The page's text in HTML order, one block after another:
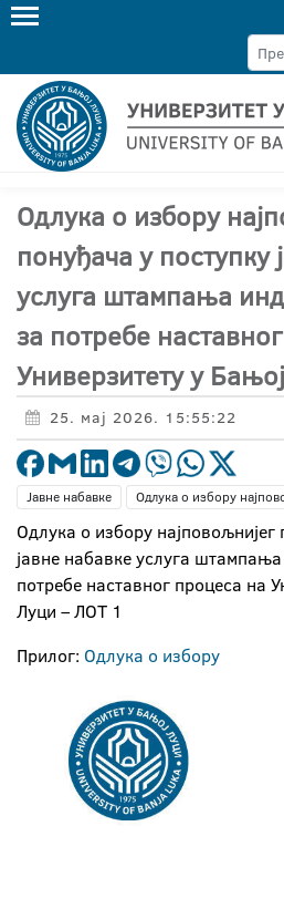
Oдлука о избору
понуђача у поступку
услугa штампања
за потребе
Универзитету у
25. мај 2026. 15:55:22
Јавне набавке Одлука о избору
Oдлука о избору
јавне набавке услугa
потребе наставног процеса на
Луци – ЛОТ 1
Прилог: Одлука о избору